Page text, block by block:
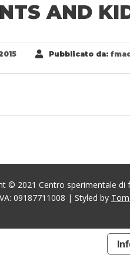
AND
Pubblicato da:
© 2021 Centro sperimentale di
09187711008 | Styled by